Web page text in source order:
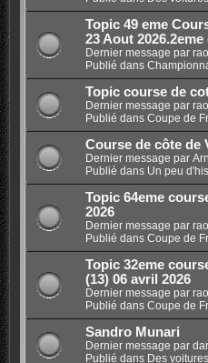
Topic 49 eme
23 Aout
Dernier message par
Publié dans
Topic course de
Dernier message par
Publié dans Coupe de
Course de côte de
Dernier message par
Publié dans Un peu
Topic 64eme
2026
Dernier message par
Publié dans Coupe de
Topic 32eme
(13) 06 avril 2026
Dernier message par
Publié dans Coupe de
Sandro Munari
Dernier message par
Publié dans Des